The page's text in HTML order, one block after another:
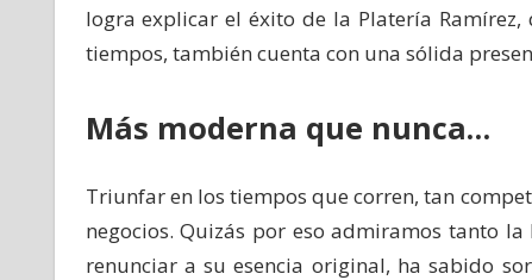
logra explicar el éxito de la Platería
tiempos, también cuenta con una sólida
Más moderna que nunca…
Triunfar en los tiempos que corren, tan
negocios. Quizás por eso admiramos tanto
renunciar a su esencia original, ha sabido